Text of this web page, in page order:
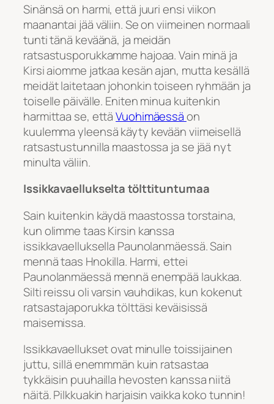
Sinänsä on harmi, että juuri ensi viikon
maanantai jää väliin. Se on viimeinen normaali
tunti tänä keväänä, ja meidän
ratsastusporukkamme hajoaa. Vain minä ja
Kirsi aiomme jatkaa kesän ajan, mutta kesällä
meidät laitetaan johonkin toiseen ryhmään ja
toiselle päivälle. Eniten minua kuitenkin
harmittaa se, ettäVuohimäessäon
kuulemma yleensä käyty kevään viimeisellä
ratsastustunnilla maastossa ja se jää nyt
minulta väliin.
Issikkavaellukselta tölttituntumaa
Sain kuitenkin käydä maastossa torstaina,
kun olimme taas Kirsin kanssa
issikkavaelluksella Paunolanmäessä. Sain
mennä taas Hnokilla. Harmi, ettei
Paunolanmäessä mennä enempää laukkaa.
Silti reissu oli varsin vauhdikas, kun kokenut
ratsastajaporukka tölttäsi keväisissä
maisemissa.
Issikkavaellukset ovat minulle toissijainen
juttu, sillä enemmmän kuin ratsastaa
tykkäisin puuhailla hevosten kanssa niitä
näitä. Pilkkuakin harjaisin vaikka koko tunnin!